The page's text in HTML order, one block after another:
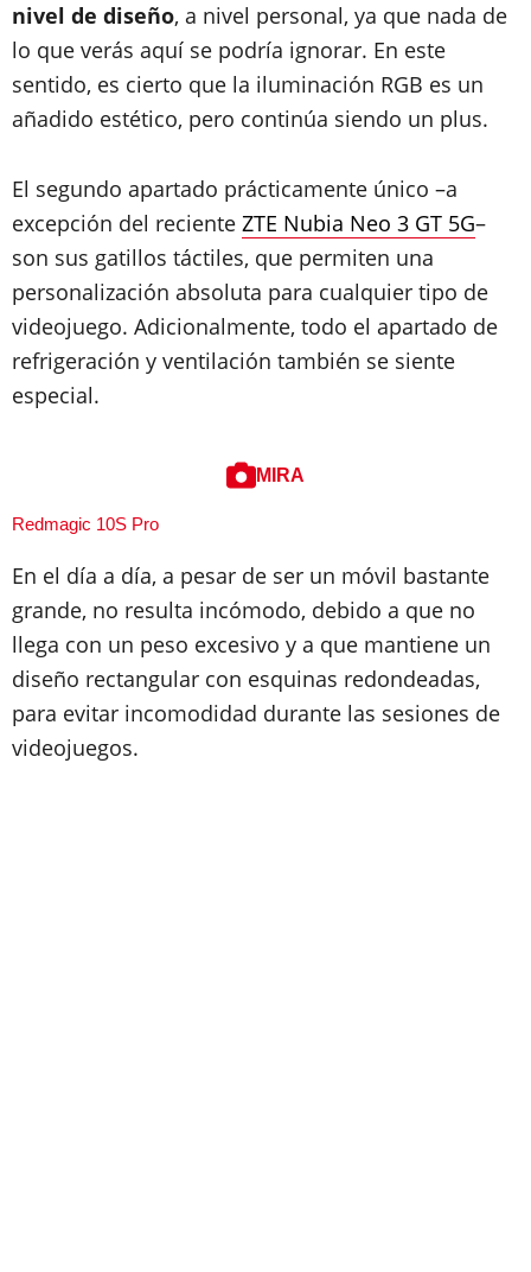
nivel de diseño, a nivel personal, ya que nada de
lo que verás aquí se podría ignorar. En este
sentido, es cierto que la iluminación RGB es un
añadido estético, pero continúa siendo un plus.
El segundo apartado prácticamente único –a
excepción del reciente ZTE Nubia Neo 3 GT 5G–
son sus gatillos táctiles, que permiten una
personalización absoluta para cualquier tipo de
videojuego. Adicionalmente, todo el apartado de
refrigeración y ventilación también se siente
especial.
MIRA
Redmagic 10S Pro
En el día a día, a pesar de ser un móvil bastante
grande, no resulta incómodo, debido a que no
llega con un peso excesivo y a que mantiene un
diseño rectangular con esquinas redondeadas,
para evitar incomodidad durante las sesiones de
videojuegos.